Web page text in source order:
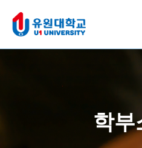
학부